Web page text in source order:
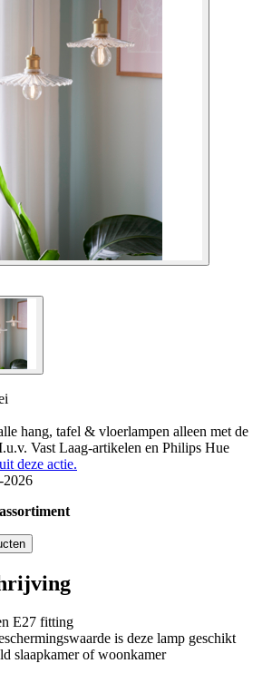
hang, tafel & vloerlampen alleen met de
Vast Laag-artikelen en Philips Hue
deze actie.
2026
E27 fitting
is deze lamp geschikt
slaapkamer of woonkamer